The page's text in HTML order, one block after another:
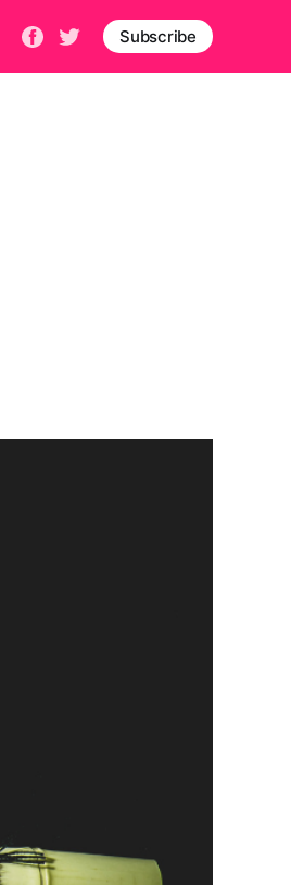
Subscribe